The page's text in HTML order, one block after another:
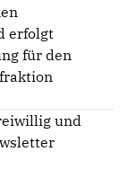
erfolgt
für den
und